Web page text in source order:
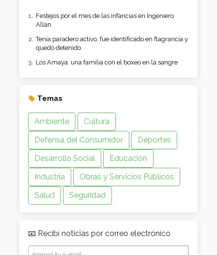
Festejos por el mes de las infancias en Ingeniero
Allan
Tenía paradero activo, fue identificado en flagrancia y
quedó detenido
Los Amaya, una familia con el boxeo en la sangre
Temas
Ambiente
Cultura
Defensa del Consumidor
Deportes
Desarrollo Social
Educación
Industria
Obras y Servicios Públicos
Salud
Seguridad
📧 Recibí noticias por correo electrónico